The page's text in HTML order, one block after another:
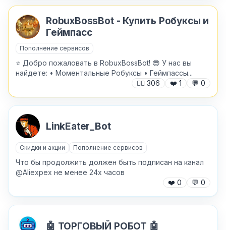
Как добавить бота?
RobuxBossBot - Купить Робуксы и
Геймпасс
Пополнение сервисов
⭐️ Добро пожаловать в RobuxBossBot! 😎 У нас вы
найдете: • Моментальные Робуксы • Геймпассы...
🙍‍♂️ 306 ❤️ 1 💬 0
LinkEater_Bot
Скидки и акции Пополнение сервисов
Что бы продолжить должен быть подписан на канал
@Aliexpex не менее 24х часов
❤️ 0 💬 0
🤖 ТОРГОВЫЙ РОБОТ 🤖